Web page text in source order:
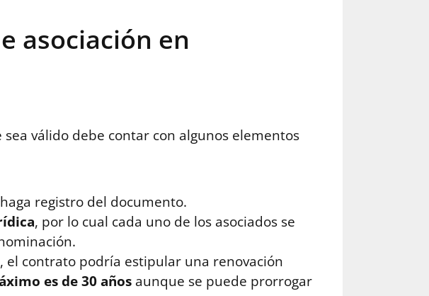
asociación en
sea válido debe contar con algunos elementos
registro del documento.
, por lo cual cada uno de los asociados se
el contrato podría estipular una renovación
es de 30 años aunque se puede prorrogar